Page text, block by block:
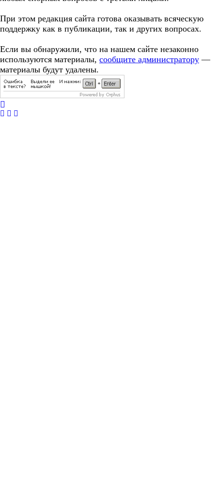
При этом редакция сайта готова оказывать всяческую
поддержку как в публикации, так и других вопросах.
Если вы обнаружили, что на нашем сайте незаконно
используются материалы, сообщите администратору —
материалы будут удалены.